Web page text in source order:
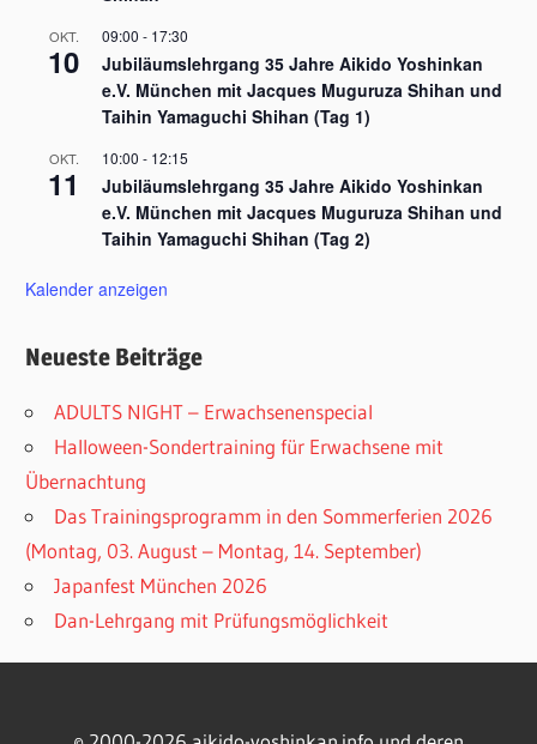
OKT.
10
09:00 - 17:30
Jubiläumslehrgang 35 Jahre Aikido Yoshinkan
e.V. München mit Jacques Muguruza Shihan und
Taihin Yamaguchi Shihan (Tag 1)
OKT.
11
10:00 - 12:15
Jubiläumslehrgang 35 Jahre Aikido Yoshinkan
e.V. München mit Jacques Muguruza Shihan und
Taihin Yamaguchi Shihan (Tag 2)
Kalender anzeigen
Neueste Beiträge
ADULTS NIGHT – Erwachsenenspecial
Halloween-Sondertraining für Erwachsene mit
Übernachtung
Das Trainingsprogramm in den Sommerferien 2026
(Montag, 03. August – Montag, 14. September)
Japanfest München 2026
Dan-Lehrgang mit Prüfungsmöglichkeit